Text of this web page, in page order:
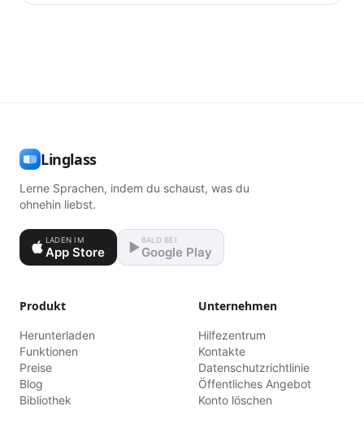
Linglass
Lerne Sprachen, indem du schaust, was du
ohnehin liebst.
LADEN IM
App Store
BALD BEI
Google Play
Produkt
Herunterladen
Funktionen
Preise
Blog
Bibliothek
Unternehmen
Hilfezentrum
Kontakte
Datenschutzrichtlinie
Öffentliches Angebot
Konto löschen